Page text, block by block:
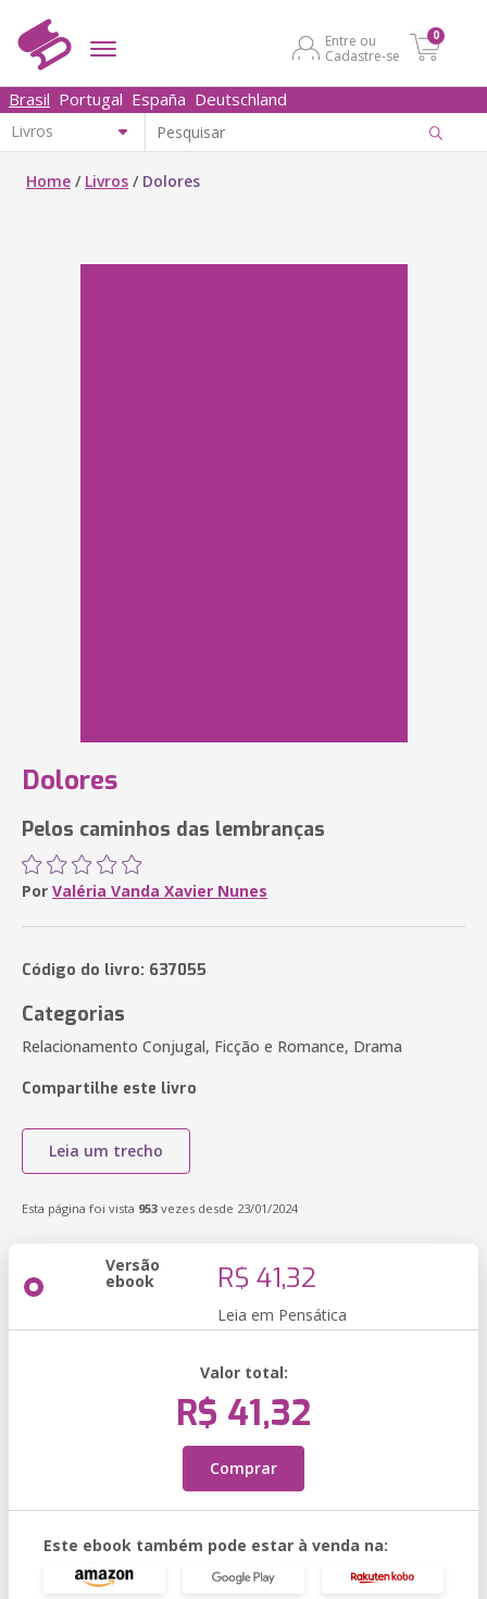
Entre ou
Cadastre-se
0
Brasil Portugal España Deutschland
Home / Livros / Dolores
Dolores
Pelos caminhos das lembranças
Por Valéria Vanda Xavier Nunes
Código do livro: 637055
Categorias
Relacionamento Conjugal, Ficção e Romance, Drama
Compartilhe este livro
Leia um trecho
Esta página foi vista 953 vezes desde 23/01/2024
Versão
ebook R$ 41,32
Leia em Pensática
Valor total:
R$ 41,32
Comprar
Este ebook também pode estar à venda na: